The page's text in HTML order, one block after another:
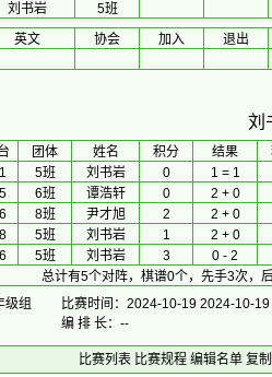
刘书岩
5班
英文 协会 加入 退出
刘
团体 姓名 积分 结果
1 5班 刘书岩 0
1 = 1
5 6班 谭浩轩 0
2 + 0
6 8班 尹才旭 2
2 + 0
8 5班 刘书岩 1
2 + 0
6 5班 刘书岩 3
0 - 2
总计有5个对阵，棋谱0个，先手3次，
级组
比赛时间：2024-10-19 2024-10-19
编 排 长：--
比赛列表 比赛规程 编辑名单 复